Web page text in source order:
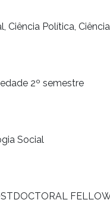
Política,
2º semestre
Social